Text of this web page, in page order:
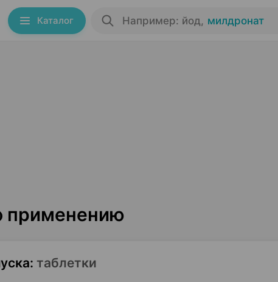
Каталог Например: йод, милдронат
применению
: таблетки